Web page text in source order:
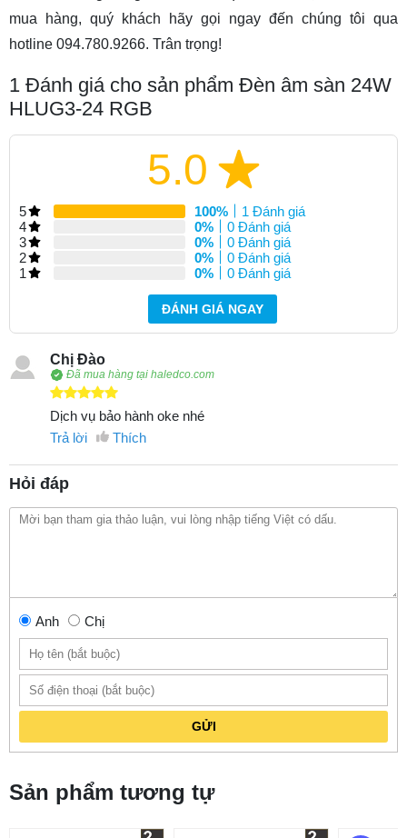
mua hàng, quý khách hãy gọi ngay đến chúng tôi qua
hotline 094.780.9266. Trân trọng!
1 Đánh giá cho sản phẩm Đèn âm sàn 24W
HLUG3-24 RGB
5.0
5 100%
1 Đánh giá
4
0%
0 Đánh giá
3
0%
0 Đánh giá
2
0%
0 Đánh giá
1
0% 0 Đánh giá
ĐÁNH GIÁ NGAY
Chị Đào
Đã mua hàng tại haledco.com
Dịch vụ bảo hành oke nhé
Trả lời
Thích
Hỏi đáp
Anh Chị
GỬI
Sản phẩm tương tự